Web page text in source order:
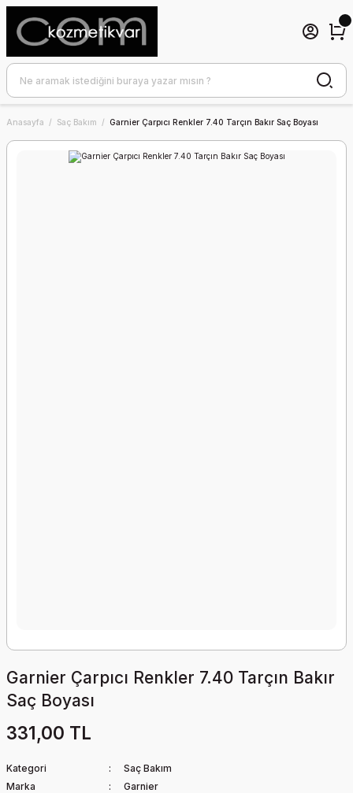
Anasayfa Saç Bakım Garnier Çarpıcı Renkler 7.40 Tarçın Bakır Saç Boyası
Garnier Çarpıcı Renkler 7.40 Tarçın Bakır
Saç Boyası
331,00 TL
Kategori
Saç Bakım
Marka
Garnier